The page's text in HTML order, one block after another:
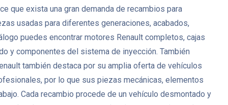
que exista una gran demanda de recambios para
usadas para diferentes generaciones, acabados,
puedes encontrar motores Renault completos, cajas
y componentes del sistema de inyección. También
también destaca por su amplia oferta de vehículos
por lo que sus piezas mecánicas, elementos
Cada recambio procede de un vehículo desmontado y